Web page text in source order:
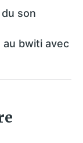
du son
bwiti avec